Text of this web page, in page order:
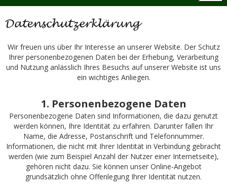
Wir freuen uns über Ihr Interesse an unserer Website. Der Schutz
Ihrer personenbezogenen Daten bei der Erhebung, Verarbeitung
und Nutzung anlässlich Ihres Besuchs auf unserer Website ist uns
ein wichtiges Anliegen.
1. Personenbezogene Daten
Personenbezogene Daten sind Informationen, die dazu genutzt
werden können, Ihre Identität zu erfahren. Darunter fallen Ihr
Name, die Adresse, Postanschrift und Telefonnummer.
Informationen, die nicht mit Ihrer Identität in Verbindung gebracht
werden (wie zum Beispiel Anzahl der Nutzer einer Internetseite),
gehören nicht dazu. Sie können unser Online-Angebot
grundsätzlich ohne Offenlegung Ihrer Identität nutzen.